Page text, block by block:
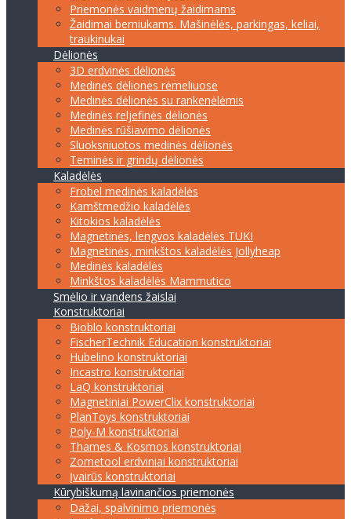
Priemonės vaidmenų žaidimams
Žaidimai berniukams. Mašinėlės, parkingas, keliai,
traukinukai
Dėlionės
3D erdvinės dėlionės
Medinės dėlionės rėmeliuose
Medinės dėlionės su rankenėlėmis
Medinės reljefinės dėlionės
Medinės rūšiavimo dėlionės
Sluoksniuotos medinės dėlionės
Teminės ir grindų dėlionės
Kaladėlės
Frobel medinės kaladėlės
Kamštmedžio kaladėlės
Kitokios kaladėlės
Magnetinės, lengvos kaladėlės TUKI
Magnetinės, minkštos kaladėlės Jollyheap
Medinės kaladėlės
Minkštos kaladėlės Mammutico
Smėlio ir vandens žaislai
Konstruktoriai
Bioblo konstruktoriai
FischerTechnik Education konstruktoriai
Hubelino konstruktoriai
Incastro konstruktoriai
LaQ konstruktoriai
Magnetiniai PowerClix konstruktoriai
PlanToys konstruktoriai
Poly-M konstruktoriai
Thames & Kosmos konstruktoriai
Zometool erdviniai konstruktoriai
Įvairūs konstruktoriai
Kūrybiškumą lavinančios priemonės
Dažai, spalvinimo priemonės